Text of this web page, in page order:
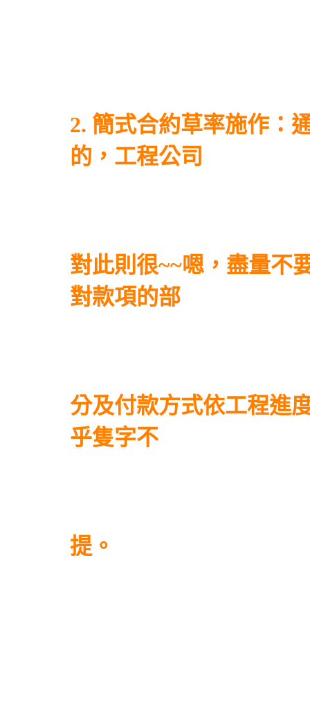
2. 簡式合約草率施作：
的，工程公司
對此則很~~嗯，盡量不
對款項的部
分及付款方式依工程進
乎隻字不
提。